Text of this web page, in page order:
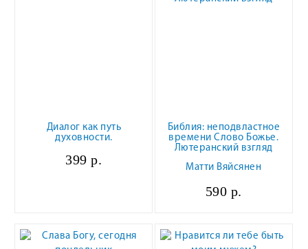
Диалог как путь
духовности.
399 р.
Библия: неподвластное
времени Слово Божье.
Лютеранский взгляд
Матти Вяйсянен
590 р.